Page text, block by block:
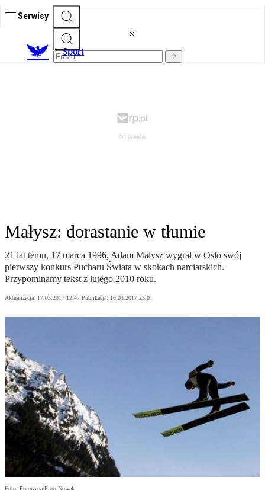
Serwisy
Sport
Małysz: dorastanie w tłumie
21 lat temu, 17 marca 1996, Adam Małysz wygrał w Oslo swój
pierwszy konkurs Pucharu Świata w skokach narciarskich.
Przypominamy tekst z lutego 2010 roku.
Aktualizacja: 17.03.2017 12:47 Publikacja: 16.03.2017 23:01
Foto: Fotorzepa/Piotr Nowak